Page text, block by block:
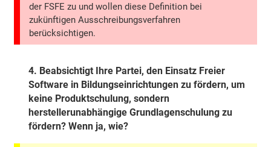
der FSFE zu und wollen diese Definition bei
zukünftigen Ausschreibungsverfahren
berücksichtigen.
4. Beabsichtigt Ihre Partei, den Einsatz Freier
Software in Bildungseinrichtungen zu fördern, um
keine Produktschulung, sondern
herstellerunabhängige Grundlagenschulung zu
fördern? Wenn ja, wie?